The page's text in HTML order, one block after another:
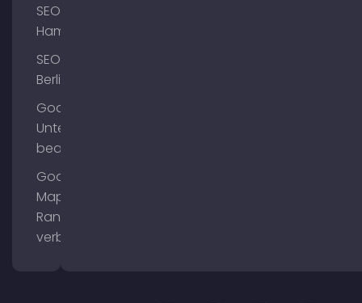
SEO
Hamburg
SEO
Berlin
Google
Unternehmensprofil
bearbeiten
Google
Maps
Ranking
verbessern